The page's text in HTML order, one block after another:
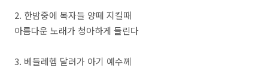
2. 한밤중에 목자들 양떼 지킬때
아름다운 노래가 청아하게 들린다
3. 베들레헴 달려가 아기 예수께